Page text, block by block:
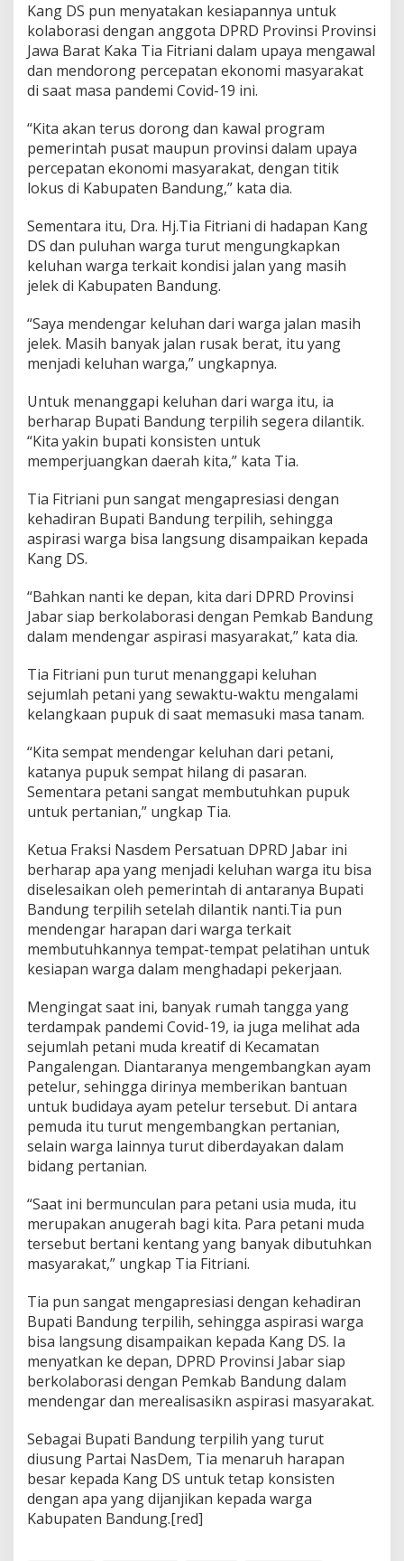
Kang DS pun menyatakan kesiapannya untuk
kolaborasi dengan anggota DPRD Provinsi Provinsi
Jawa Barat Kaka Tia Fitriani dalam upaya mengawal
dan mendorong percepatan ekonomi masyarakat
di saat masa pandemi Covid-19 ini.
“Kita akan terus dorong dan kawal program
pemerintah pusat maupun provinsi dalam upaya
percepatan ekonomi masyarakat, dengan titik
lokus di Kabupaten Bandung,” kata dia.
Sementara itu, Dra. Hj.Tia Fitriani di hadapan Kang
DS dan puluhan warga turut mengungkapkan
keluhan warga terkait kondisi jalan yang masih
jelek di Kabupaten Bandung.
“Saya mendengar keluhan dari warga jalan masih
jelek. Masih banyak jalan rusak berat, itu yang
menjadi keluhan warga,” ungkapnya.
Untuk menanggapi keluhan dari warga itu, ia
berharap Bupati Bandung terpilih segera dilantik.
“Kita yakin bupati konsisten untuk
memperjuangkan daerah kita,” kata Tia.
Tia Fitriani pun sangat mengapresiasi dengan
kehadiran Bupati Bandung terpilih, sehingga
aspirasi warga bisa langsung disampaikan kepada
Kang DS.
“Bahkan nanti ke depan, kita dari DPRD Provinsi
Jabar siap berkolaborasi dengan Pemkab Bandung
dalam mendengar aspirasi masyarakat,” kata dia.
Tia Fitriani pun turut menanggapi keluhan
sejumlah petani yang sewaktu-waktu mengalami
kelangkaan pupuk di saat memasuki masa tanam.
“Kita sempat mendengar keluhan dari petani,
katanya pupuk sempat hilang di pasaran.
Sementara petani sangat membutuhkan pupuk
untuk pertanian,” ungkap Tia.
Ketua Fraksi Nasdem Persatuan DPRD Jabar ini
berharap apa yang menjadi keluhan warga itu bisa
diselesaikan oleh pemerintah di antaranya Bupati
Bandung terpilih setelah dilantik nanti.Tia pun
mendengar harapan dari warga terkait
membutuhkannya tempat-tempat pelatihan untuk
kesiapan warga dalam menghadapi pekerjaan.
Mengingat saat ini, banyak rumah tangga yang
terdampak pandemi Covid-19, ia juga melihat ada
sejumlah petani muda kreatif di Kecamatan
Pangalengan. Diantaranya mengembangkan ayam
petelur, sehingga dirinya memberikan bantuan
untuk budidaya ayam petelur tersebut. Di antara
pemuda itu turut mengembangkan pertanian,
selain warga lainnya turut diberdayakan dalam
bidang pertanian.
“Saat ini bermunculan para petani usia muda, itu
merupakan anugerah bagi kita. Para petani muda
tersebut bertani kentang yang banyak dibutuhkan
masyarakat,” ungkap Tia Fitriani.
Tia pun sangat mengapresiasi dengan kehadiran
Bupati Bandung terpilih, sehingga aspirasi warga
bisa langsung disampaikan kepada Kang DS. Ia
menyatkan ke depan, DPRD Provinsi Jabar siap
berkolaborasi dengan Pemkab Bandung dalam
mendengar dan merealisasikn aspirasi masyarakat.
Sebagai Bupati Bandung terpilih yang turut
diusung Partai NasDem, Tia menaruh harapan
besar kepada Kang DS untuk tetap konsisten
dengan apa yang dijanjikan kepada warga
Kabupaten Bandung.[red]